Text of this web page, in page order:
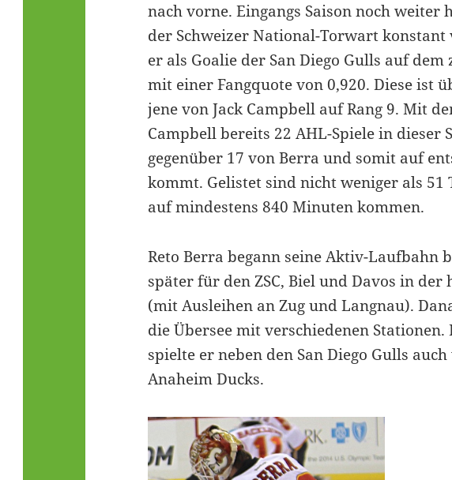
nach vorne. Eingangs Saison noch weiter
der Schweizer National-Torwart
er als Goalie der San Diego Gulls auf dem
mit einer Fangquote von 0,920. Diese ist
jene von Jack Campbell auf Rang 9. Mit
Campbell bereits 22 AHL-Spiele in dieser
gegenüber 17 von Berra und somit auf
kommt. Gelistet sind nicht weniger als
auf mindestens 840 Minuten kommen.
Reto Berra begann seine Aktiv-Laufbahn
später für den ZSC, Biel und Davos in der
(mit Ausleihen an Zug und Langnau).
die Übersee mit verschiedenen
spielte er neben den San Diego Gulls
Anaheim Ducks.